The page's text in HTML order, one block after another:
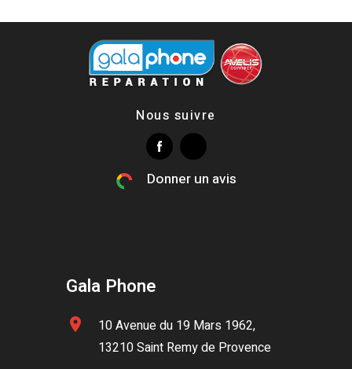
Nous suivre
Donner un avis
Gala Phone
location_on
10 Avenue du 19 Mars 1962,
13210 Saint Remy de Provence